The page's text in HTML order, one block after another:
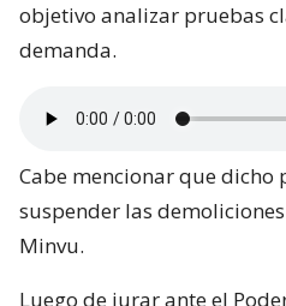
objetivo analizar pruebas
demanda.
Cabe mencionar que dicho
suspender las
Minvu.
Luego de jurar ante el